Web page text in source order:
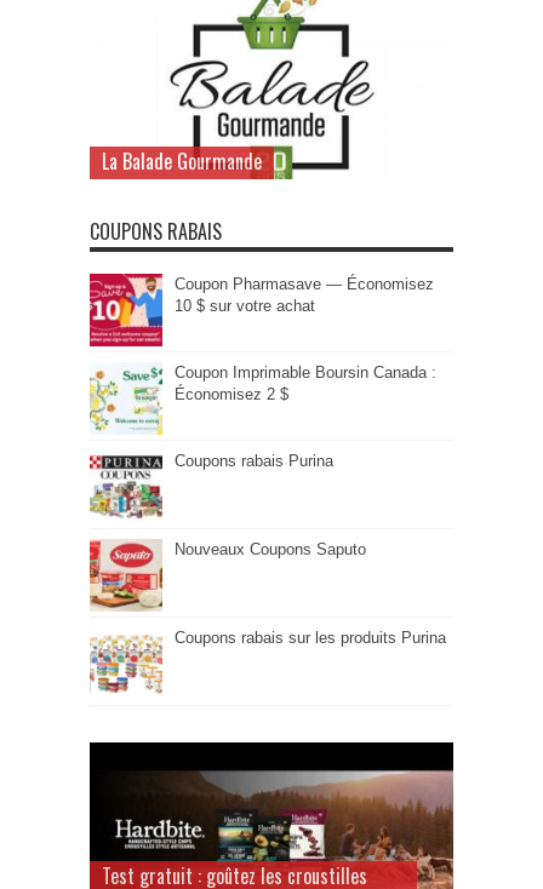
La Balade Gourmande
COUPONS RABAIS
Coupon Pharmasave — Économisez
10 $ sur votre achat
Coupon Imprimable Boursin Canada :
Économisez 2 $
Coupons rabais Purina
Nouveaux Coupons Saputo
Coupons rabais sur les produits Purina
Test gratuit : goûtez les croustilles